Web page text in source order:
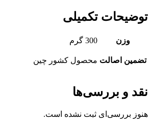
توضیحات تکمیلی
وزن 300 گرم
تضمین اصالت محصول کشور چین
نقد و بررسی‌ها
هنوز بررسی‌ای ثبت نشده است.